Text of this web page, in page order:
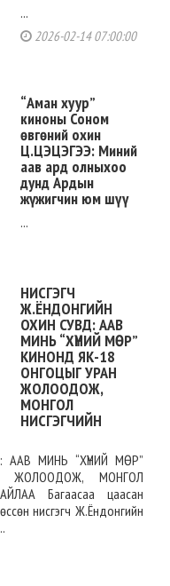
...
2026-02-14 07:00:00
“Аман хуур”
киноны Соном
өвгөний охин
Ц.ЦЭЦЭГЭЭ: Миний
аав ард олныхоо
дунд Ардын
жүжигчин юм шүү
...
НИСГЭГЧ
Ж.ЁНДОНГИЙН
ОХИН СУВД: ААВ
МИНЬ “ХҮНИЙ МӨР”
КИНОНД ЯК-18
ОНГОЦЫГ УРАН
ЖОЛООДОЖ,
МОНГОЛ
НИСГЭГЧИЙН
ААВ МИНЬ “ХҮНИЙ МӨР”
ЖОЛООДОЖ, МОНГОЛ
Багаасаа цаасан
нисгэгч Ж.Ёндонгийн